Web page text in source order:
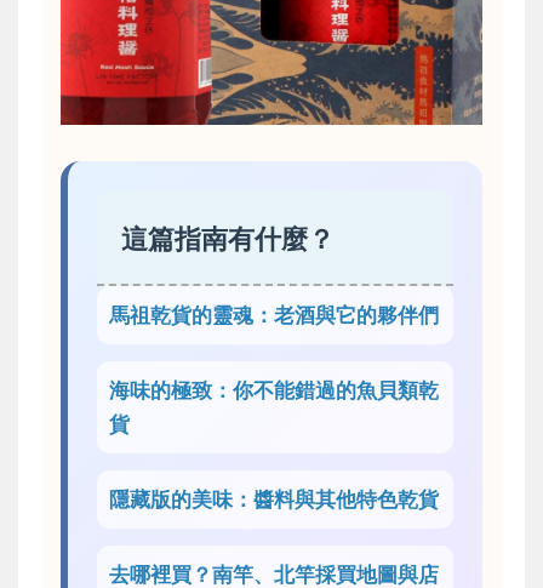
這篇指南有什麼？
馬祖乾貨的靈魂：老酒與它的夥伴們
海味的極致：你不能錯過的魚貝類乾
貨
隱藏版的美味：醬料與其他特色乾貨
去哪裡買？南竿、北竿採買地圖與店